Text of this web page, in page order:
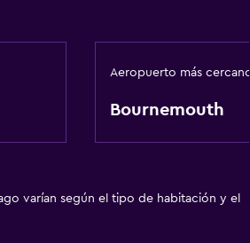
Aeropuerto más cercano
Bournemouth
varían según el tipo de habitación y el